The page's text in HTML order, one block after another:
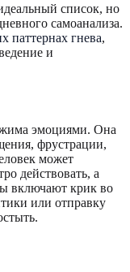
список, но
самоанализа.
паттернах гнева,
и
эмоциями. Она
фрустрации,
может
действовать, а
включают крик во
или отправку